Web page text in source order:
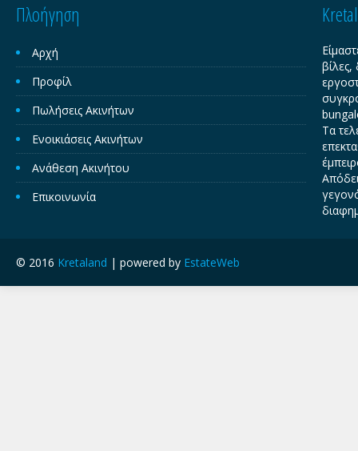
Πλοήγηση
Αρχή
Προφίλ
Πωλήσεις Ακινήτων
Ενοικιάσεις Ακινήτων
Ανάθεση Ακινήτου
Επικοινωνία
βίλες,
Τα
© 2016 Kretaland | powered by EstateWeb